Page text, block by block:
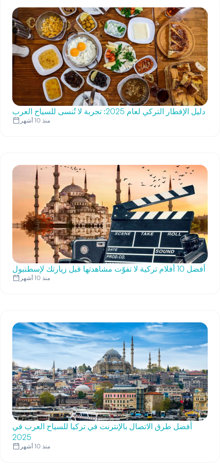
دليل الإفطار التركي لعام 2025: تجربة لا تُنسى للسياح العرب
منذ 10 أشهر
أفضل 10 أفلام تركية لا تفوّت مشاهدتها قبل زيارتك لإسطنبول
منذ 10 أشهر
أفضل طرق الاتصال بالإنترنت في تركيا للسياح العرب في
2025
منذ 10 أشهر